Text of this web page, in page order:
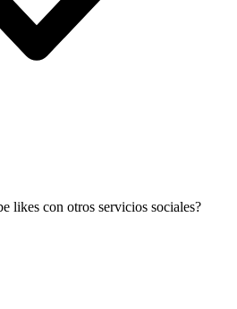
likes con otros servicios sociales?